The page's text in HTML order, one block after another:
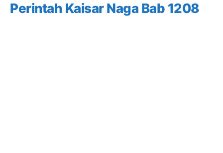
Perintah Kaisar Naga Bab 1208